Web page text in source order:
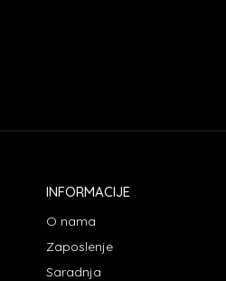
INFORMACIJE
O nama
Zaposlenje
Saradnja